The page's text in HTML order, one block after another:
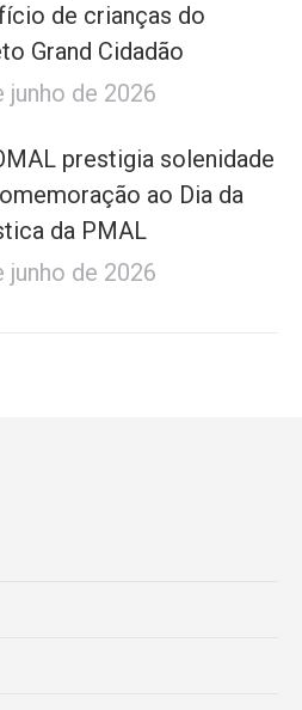
de crianças do
Grand Cidadão
junho de 2026
prestigia solenidade
ao Dia da
da PMAL
junho de 2026